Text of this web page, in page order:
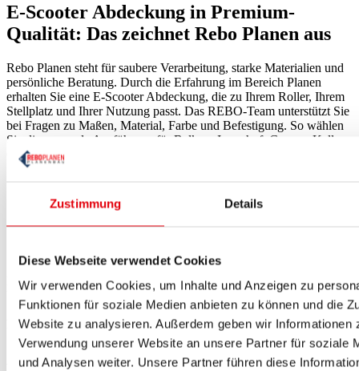
Zustimmung Details
Diese Webseite verwendet Cookies
Wir verwenden Cookies, um Inhalte und Anzeigen zu
Funktionen für soziale Medien anbieten zu können und die
Website zu analysieren. Außerdem geben wir Informationen
Verwendung unserer Website an unsere Partner für soziale
und Analysen weiter. Unsere Partner führen diese
E-Scooter Abdeckung in Premium-
Qualität: Das zeichnet Rebo Planen aus
Rebo Planen steht für saubere Verarbeitung, starke Materialien und
persönliche Beratung. Durch die Erfahrung im Bereich Planen
erhalten Sie eine E-Scooter Abdeckung, die zu Ihrem Roller, Ihrem
Stellplatz und Ihrer Nutzung passt. Das REBO-Team unterstützt Sie
bei Fragen zu Maßen, Material, Farbe und Befestigung. So wählen
Sie die passende Ausführung für Balkon, Innenhof, Garage, Keller,
Carport oder offene Stellplätze. Ihre Vorteile bei REBO Planen:
robustes PVC-Material mit 620 oder 680 g/m²
klarer Bestellprozess im Online-Konfigurator
13 Farben zur Auswahl
Klettverschluss oder Expanderseil
Konfigurieren Sie Ihre E-Scooter Abdeckung direkt online und
bestellen Sie eine Plane, die Ihren Roller vor Regen, Schnee, UV-
Strahlung, Staub und Schmutz schützt.Jetzt konfigurieren und
kaufen!
Ähnliche Produkte